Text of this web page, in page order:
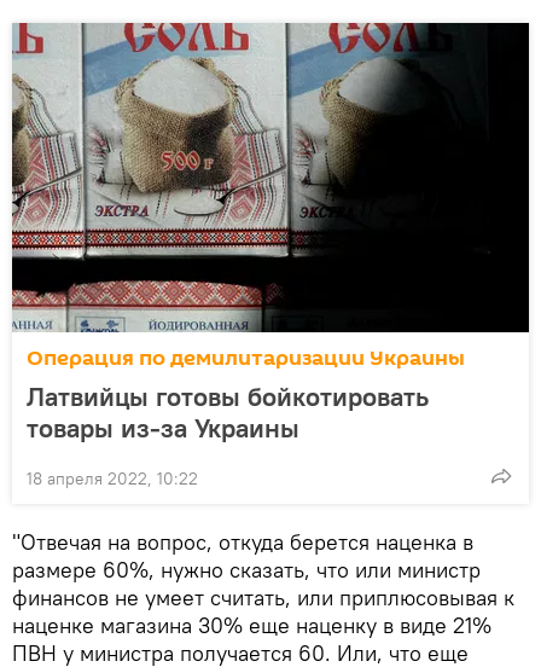
Операция по демилитаризации Украины
Латвийцы готовы бойкотировать
товары из-за Украины
18 апреля 2022, 10:22
"Отвечая на вопрос, откуда берется наценка в
размере 60%, нужно сказать, что или министр
финансов не умеет считать, или приплюсовывая к
наценке магазина 30% еще наценку в виде 21%
ПВН у министра получается 60. Или, что еще